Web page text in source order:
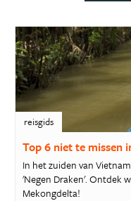
reisgids
Top 6 niet te missen
In het zuiden van
'Negen Draken'. Ontdek
Mekongdelta!